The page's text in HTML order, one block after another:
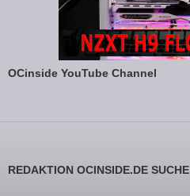
OCinside YouTube Channel
REDAKTION OCINSIDE.DE SUCHE